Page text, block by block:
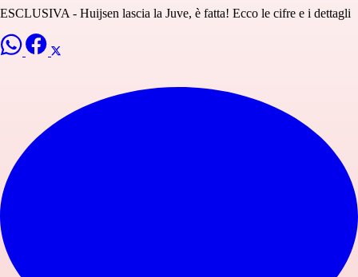
ESCLUSIVA - Huijsen lascia la Juve, è fatta! Ecco le cifre e i dettagli